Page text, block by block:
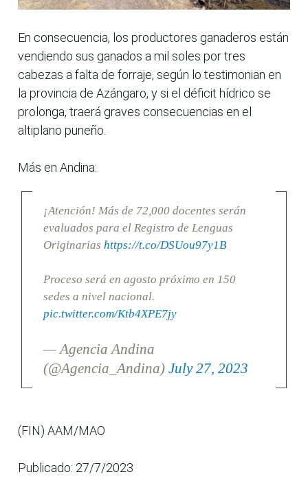
En consecuencia, los productores ganaderos están
vendiendo sus ganados a mil soles por tres
cabezas a falta de forraje, según lo testimonian en
la provincia de Azángaro, y si el déficit hídrico se
prolonga, traerá graves consecuencias en el
altiplano puneño.
Más en Andina:
¡Atención! Más de 72,000 docentes serán
evaluados para el Registro de Lenguas
Originarias https://t.co/DSUou97y1B
Proceso será en agosto próximo en 150
sedes a nivel nacional.
pic.twitter.com/Ktb4XPE7jy
— Agencia Andina
(@Agencia_Andina) July 27, 2023
(FIN) AAM/MAO
Publicado: 27/7/2023